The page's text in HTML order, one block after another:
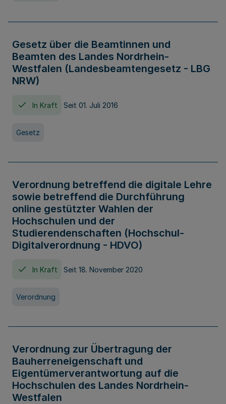
Gesetz über die Beamtinnen und
Beamten des Landes Nordrhein-
Westfalen (Landesbeamtengesetz - LBG
NRW)
In Kraft Seit 01. Juli 2016
Gesetz
Verordnung betreffend die digitale Lehre
sowie betreffend die Durchführung
online gestützter Wahlen der
Hochschulen und der
Studierendenschaften (Hochschul-
Digitalverordnung - HDVO)
In Kraft Seit 18. November 2020
Verordnung
Verordnung zur Übertragung der
Bauherreneigenschaft und
Eigentümerverantwortung auf die
Hochschulen des Landes Nordrhein-
Westfalen